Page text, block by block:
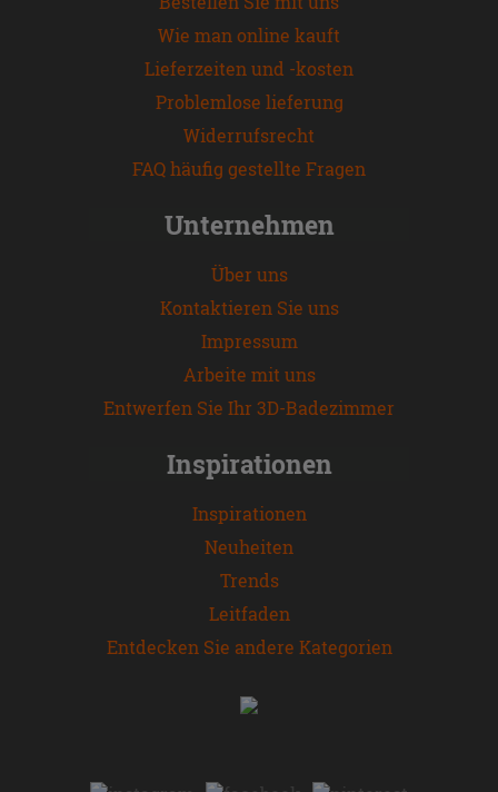
Wie man online kauft
Lieferzeiten und -kosten
Problemlose lieferung
Widerrufsrecht
FAQ häufig gestellte Fragen
Unternehmen
Über uns
Kontaktieren Sie uns
Impressum
Arbeite mit uns
Entwerfen Sie Ihr 3D-Badezimmer
Inspirationen
Inspirationen
Neuheiten
Trends
Leitfaden
Entdecken Sie andere Kategorien